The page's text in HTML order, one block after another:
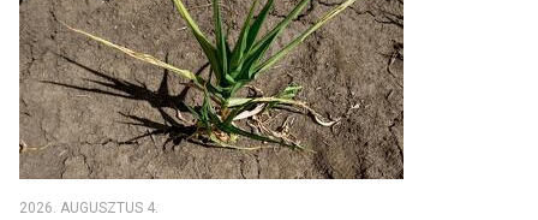
2026. AUGUSZTUS 4.